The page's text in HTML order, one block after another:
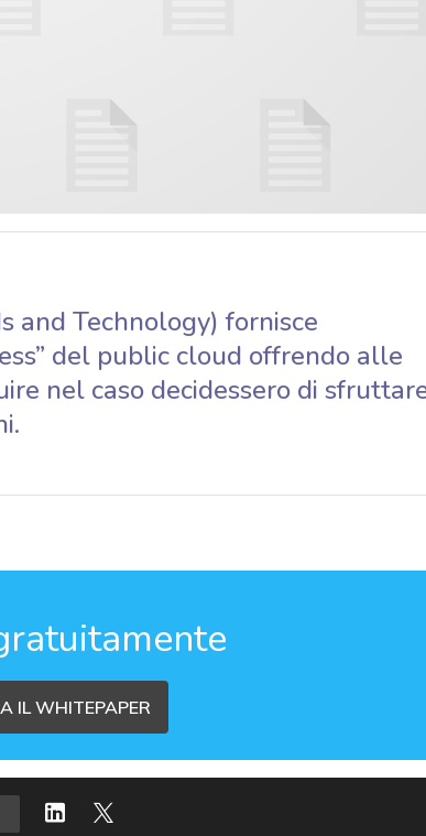
and Technology) fornisce
del public cloud offrendo alle
nel caso decidessero di
IL WHITEPAPER